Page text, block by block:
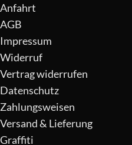
Anfahrt
AGB
Impressum
Widerruf
Vertrag widerrufen
Datenschutz
Zahlungsweisen
Versand & Lieferung
Graffiti